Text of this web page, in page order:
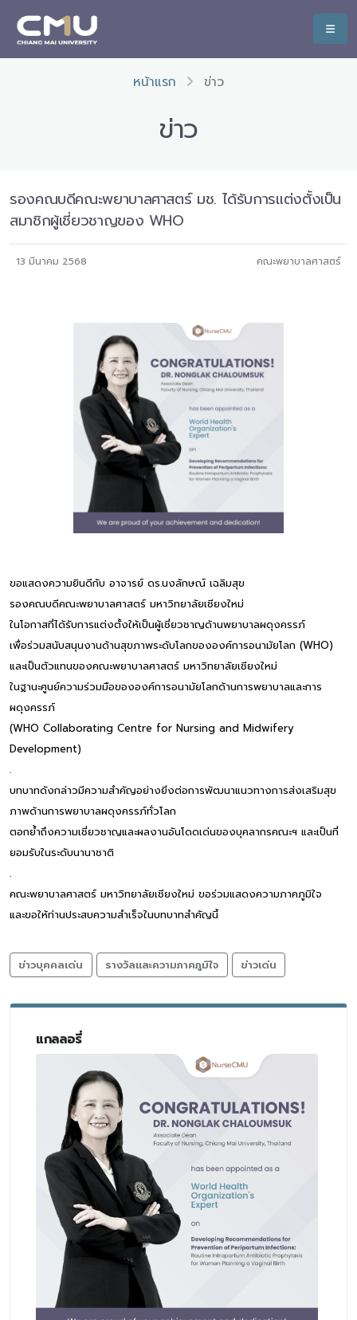
หน้าแรก ข่าว
ข่าว
รองคณบดีคณะพยาบาลศาสตร์ มช. ได้รับการแต่งตั้งเป็น
สมาชิกผู้เชี่ยวชาญของ WHO
13 มีนาคม 2568 คณะพยาบาลศาสตร์
ขอแสดงความยินดีกับ อาจารย์ ดร.นงลักษณ์ เฉลิมสุข
รองคณบดีคณะพยาบาลศาสตร์ มหาวิทยาลัยเชียงใหม่
ในโอกาสที่ได้รับการแต่งตั้งให้เป็นผู้เชี่ยวชาญด้านพยาบาลผดุงครรภ์
เพื่อร่วมสนับสนุนงานด้านสุขภาพระดับโลกขององค์การอนามัยโลก (WHO)
และเป็นตัวแทนของคณะพยาบาลศาสตร์ มหาวิทยาลัยเชียงใหม่
ในฐานะศูนย์ความร่วมมือขององค์การอนามัยโลกด้านการพยาบาลและการ
ผดุงครรภ์
(WHO Collaborating Centre for Nursing and Midwifery
Development)
.
บทบาทดังกล่าวมีความสำคัญอย่างยิ่งต่อการพัฒนาแนวทางการส่งเสริมสุข
ภาพด้านการพยาบาลผดุงครรภ์ทั่วโลก
ตอกย้ำถึงความเชี่ยวชาญและผลงานอันโดดเด่นของบุคลากรคณะฯ และเป็นที่
ยอมรับในระดับนานาชาติ
.
คณะพยาบาลศาสตร์ มหาวิทยาลัยเชียงใหม่ ขอร่วมแสดงความภาคภูมิใจ
และขอให้ท่านประสบความสำเร็จในบทบาทสำคัญนี้
ข่าวบุคคลเด่น รางวัลและความภาคภูมิใจ ข่าวเด่น
แกลลอรี่